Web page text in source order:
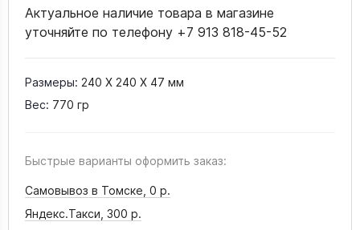
Актуальное наличие товара в магазине
уточняйте по телефону +7 913 818-45-52
Размеры: 240 X 240 X 47 мм
Вес: 770 гр
Быстрые варианты оформить заказ:
Самовывоз в Томске, 0 р.
Яндекс.Такси, 300 р.